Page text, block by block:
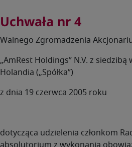
Uchwała nr 4
Walnego Zgromadzenia
„AmRest Holdings” N.V. z
Holandia („Spółka”)
z dnia 19 czerwca 2005 roku
dotycząca udzielenia członkom
absolutorium z wykonania